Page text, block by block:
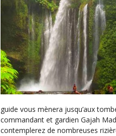
guide vous mènera jusqu’aux
commandant et gardien Gajah
contemplerez de nombreuses